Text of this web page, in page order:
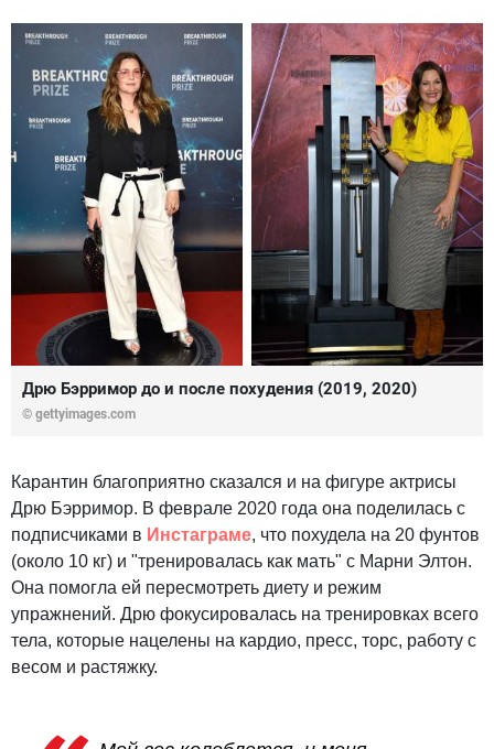
Дрю Бэрримор до и после похудения (2019, 2020)
© gettyimages.com
Карантин благоприятно сказался и на фигуре актрисы
Дрю Бэрримор. В феврале 2020 года она поделилась с
подписчиками в Инстаграме, что похудела на 20 фунтов
(около 10 кг) и "тренировалась как мать" с Марни Элтон.
Она помогла ей пересмотреть диету и режим
упражнений. Дрю фокусировалась на тренировках всего
тела, которые нацелены на кардио, пресс, торс, работу с
весом и растяжку.